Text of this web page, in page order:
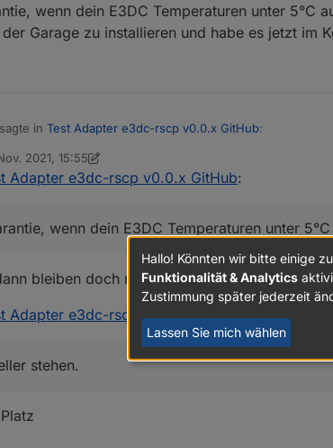
den E3DC in die Garage stellen.
Temperaturen für die Zellen hatte ich gar nicht gedacht.
wenn dein E3DC Temperaturen unter 5°C
Garage zu installieren und habe es jetzt im
sagte in Test Adapter e3dc-rscp v0.0.x GitHub:
den E3DC in die Garage stellen.
die Garantie, wenn dein E3DC Temperaturen unter 5°C
vor in der Garage zu installieren und habe es jetzt im
2021, 15:55
Homoran
Adapter e3dc-rscp v0.0.x GitHub:
wenn dein E3DC Temperaturen unter
bleiben doch nur die Yttrium-Batterien!
Adapter e3dc-rscp v0.0.x GitHub:
stehen.
Hallo! Könnten wir bitte einige
Funktionalität & Analytics
Zustimmung später jederzeit
Lassen Sie mich wählen